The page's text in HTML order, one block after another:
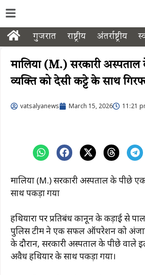
गुजरात राष्ट्रीय अंतर्राष्ट्रीय
मालिया (M.) सरकारी
व्यक्ति को देसी कट्टे के साथ
vatsalyanews March 15, 2026 11:21
मालिया (M.) सरकारी अस्पताल के पीछे
साथ पकड़ा गया
हथियारों पर प्रतिबंध कानून के कड़ाई से
पुलिस टीम ने एक सफल ऑपरेशन को
के दौरान, सरकारी अस्पताल के पीछे वाले
अवैध हथियार के साथ पकड़ा गया।